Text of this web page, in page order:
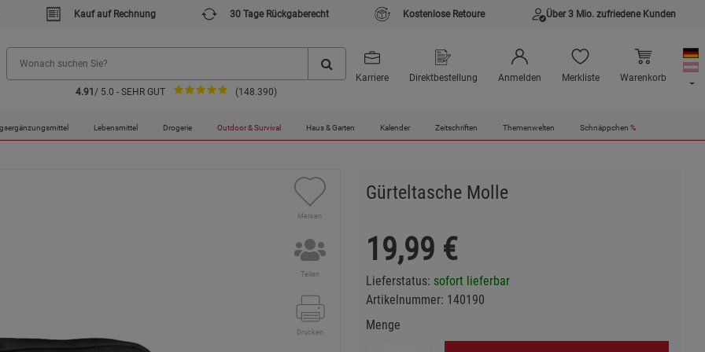
Kauf auf Rechnung 30 Tage Rückgaberecht Kostenlose Retoure Über 3 Mio. zufriedene Kunden
4.91 / 5.0 - SEHR GUT (148.390)
Karriere Direktbestellung Anmelden Merkliste Warenkorb
Lebensmittel Drogerie Outdoor & Survival Haus & Garten Kalender Zeitschriften Themenwelten Schnäppchen %
Molle
Merken
Teilen
Drucken
Gürteltasche Molle
19,99 €
Lieferstatus: sofort lieferbar
Artikelnummer: 140190
Menge